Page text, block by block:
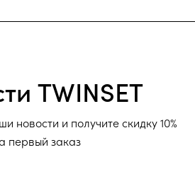
TWINSET
новости и получите скидку 10%
первый заказ